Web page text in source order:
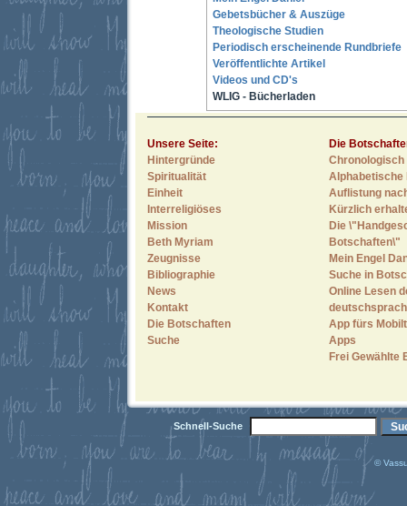
Gebetsbücher & Auszüge
Theologische Studien
Periodisch erscheinende Rundbriefe
Veröffentlichte Artikel
Videos und CD's
WLIG - Bücherladen
Unsere Seite:
Hintergründe
Spiritualität
Einheit
Interreligiöses
Mission
Beth Myriam
Zeugnisse
Bibliographie
News
Kontakt
Die Botschaften
Suche
Die
Alphabetische
Auflistung
Kürzlich
Die
Botschaften\"
Mein Engel
Suche in
Online Lesen
App fürs
Apps
Frei Gewählte
Schnell-Suche
©